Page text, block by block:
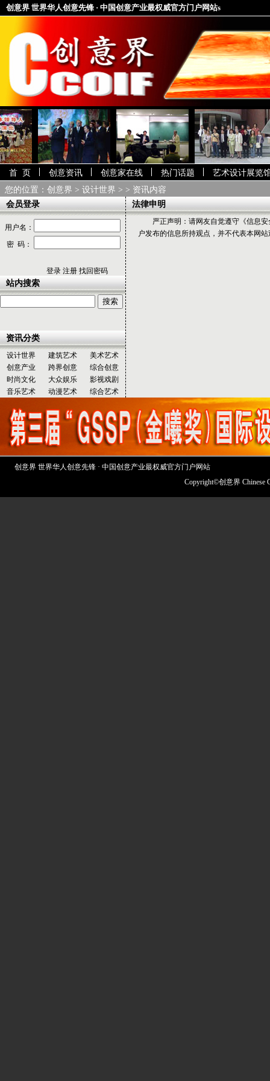
创意界 世界华人创意先锋 · 中国创意产业最权威官方门户网站s
首 页 创意资讯 创意家在线 热门话题
艺术设计展览
您的位置： 创意界 > 设计世界 > > 资讯内容
会员登录
用户名：
密 码：
登录 注册 找回密码
站内搜索
资讯分类
设计世界 建筑艺术
美术艺术
创意产业
跨界创意
综合创意
时尚文化
大众娱乐
影视戏剧
音乐艺术
动漫艺术 综合艺术
法律申明
严正声明：请网友自觉遵守《信息
户发布的信息所持观点，并不代表本网站
创意界 世界华人创意先锋 · 中国创意产业最权威官方门户网站
Copyright©创意界